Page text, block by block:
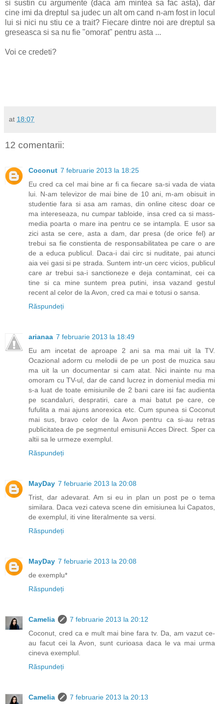
si sustin cu argumente (daca am mintea sa fac asta), dar
cine imi da dreptul sa judec un alt om cand n-am fost in locul
lui si nici nu stiu ce a trait? Fiecare dintre noi are dreptul sa
greseasca si sa nu fie "omorat" pentru asta ...
Voi ce credeti?
at 18:07
12 comentarii:
Coconut 7 februarie 2013 la 18:25
Eu cred ca cel mai bine ar fi ca fiecare sa-si vada de viata
lui. N-am televizor de mai bine de 10 ani, m-am obisuit in
studentie fara si asa am ramas, din online citesc doar ce
ma intereseaza, nu cumpar tabloide, insa cred ca si mass-
media poarta o mare ina pentru ce se intampla. E usor sa
zici asta se cere, asta a dam, dar presa (de orice fel) ar
trebui sa fie constienta de responsabilitatea pe care o are
de a educa publicul. Daca-i dai circ si nuditate, pai atunci
aia vei gasi si pe strada. Suntem intr-un cerc vicios, publicul
care ar trebui sa-i sanctioneze e deja contaminat, cei ca
tine si ca mine suntem prea putini, insa vazand gestul
recent al celor de la Avon, cred ca mai e totusi o sansa.
Răspundeți
arianaa 7 februarie 2013 la 18:49
Eu am incetat de aproape 2 ani sa ma mai uit la TV.
Ocazional adorm cu melodii de pe un post de muzica sau
ma uit la un documentar si cam atat. Nici inainte nu ma
omoram cu TV-ul, dar de cand lucrez in domeniul media mi
s-a luat de toate emisiunile de 2 bani care isi fac audienta
pe scandaluri, despratiri, care a mai batut pe care, ce
fufulita a mai ajuns anorexica etc. Cum spunea si Coconut
mai sus, bravo celor de la Avon pentru ca si-au retras
publicitatea de pe segmentul emisunii Acces Direct. Sper ca
altii sa le urmeze exemplul.
Răspundeți
MayDay 7 februarie 2013 la 20:08
Trist, dar adevarat. Am si eu in plan un post pe o tema
similara. Daca vezi cateva scene din emisiunea lui Capatos,
de exemplul, iti vine literalmente sa versi.
Răspundeți
MayDay 7 februarie 2013 la 20:08
de exemplu*
Răspundeți
Camelia
7 februarie 2013 la 20:12
Coconut, cred ca e mult mai bine fara tv. Da, am vazut ce-
au facut cei la Avon, sunt curioasa daca le va mai urma
cineva exemplul.
Răspundeți
Camelia 7 februarie 2013 la 20:13